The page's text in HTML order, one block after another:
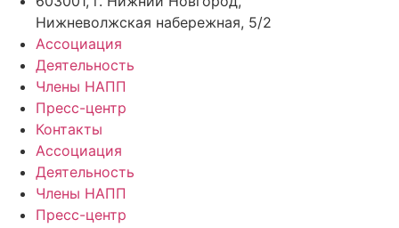
Нижневолжская набережная, 5/2
Ассоциация
Деятельность
Члены НАПП
Пресс-центр
Контакты
Ассоциация
Деятельность
Члены НАПП
Пресс-центр